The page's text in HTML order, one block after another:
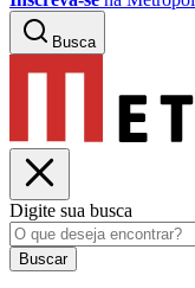
Busca
Digite sua busca
Buscar